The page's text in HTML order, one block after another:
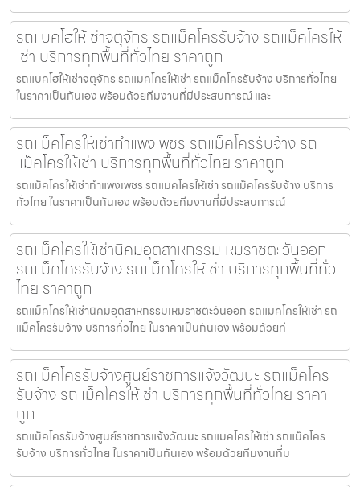
รถแบคโฮให้เช่าจตุจักร รถแม็คโครรับจ้าง รถแม็คโครให้
เช่า บริการทุกพื้นที่ทั่วไทย ราคาถูก
รถแบคโฮให้เช่าจตุจักร รถแมคโครให้เช่า รถแม็คโครรับจ้าง บริการทั่วไทย
ในราคาเป็นกันเอง พร้อมด้วยทีมงานที่มีประสบการณ์ และ
รถแม็คโครให้เช่ากำแพงเพชร รถแม็คโครรับจ้าง รถ
แม็คโครให้เช่า บริการทุกพื้นที่ทั่วไทย ราคาถูก
รถแม็คโครให้เช่ากำแพงเพชร รถแมคโครให้เช่า รถแม็คโครรับจ้าง บริการ
ทั่วไทย ในราคาเป็นกันเอง พร้อมด้วยทีมงานที่มีประสบการณ์
รถแม็คโครให้เช่านิคมอุตสาหกรรมเหมราชตะวันออก
รถแม็คโครรับจ้าง รถแม็คโครให้เช่า บริการทุกพื้นที่ทั่ว
ไทย ราคาถูก
รถแม็คโครให้เช่านิคมอุตสาหกรรมเหมราชตะวันออก รถแมคโครให้เช่า รถ
แม็คโครรับจ้าง บริการทั่วไทย ในราคาเป็นกันเอง พร้อมด้วยที
รถแม็คโครรับจ้างศูนย์ราชการแจ้งวัฒนะ รถแม็คโคร
รับจ้าง รถแม็คโครให้เช่า บริการทุกพื้นที่ทั่วไทย ราคา
ถูก
รถแม็คโครรับจ้างศูนย์ราชการแจ้งวัฒนะ รถแมคโครให้เช่า รถแม็คโคร
รับจ้าง บริการทั่วไทย ในราคาเป็นกันเอง พร้อมด้วยทีมงานที่ม